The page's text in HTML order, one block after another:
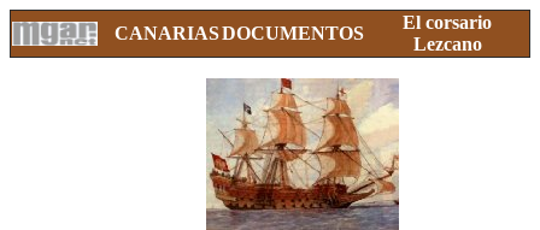
CANARIASDOCUMENTOS
El corsario
Lezcano